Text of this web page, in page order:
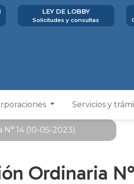
LEY DE LOBBY
Solicitudes y consultas
Servicios y
14 (10-05-2023)
Ordinaria